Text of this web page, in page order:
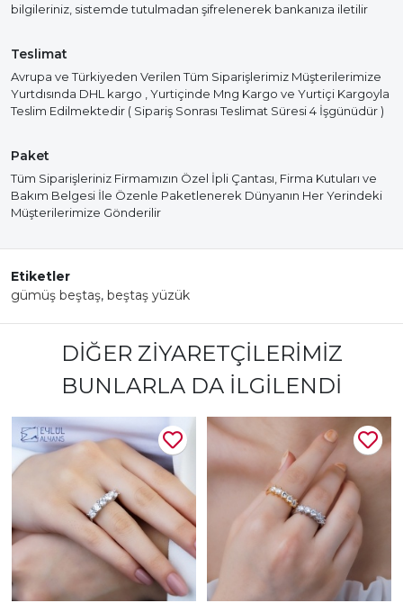
bilgileriniz, sistemde tutulmadan şifrelenerek bankanıza iletilir
Teslimat
Avrupa ve Türkiyeden Verilen Tüm Siparişlerimiz Müşterilerimize
Yurtdısında DHL kargo , Yurtiçinde Mng Kargo ve Yurtiçi Kargoyla
Teslim Edilmektedir ( Sipariş Sonrası Teslimat Süresi 4 İşgünüdür )
Paket
Tüm Siparişleriniz Firmamızın Özel İpli Çantası, Firma Kutuları ve
Bakım Belgesi İle Özenle Paketlenerek Dünyanın Her Yerindeki
Müşterilerimize Gönderilir
Etiketler
gümüş beştaş, beştaş yüzük
DIĞER ZIYARETÇILERIMIZ
BUNLARLA DA İLGILENDI